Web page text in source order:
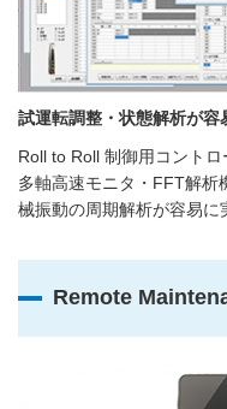
試運転調整・状態解析が容
Roll to Roll 制御用コントロ
多軸高速モニタ・FFT解析
械振動の周期解析が容易に
Remote